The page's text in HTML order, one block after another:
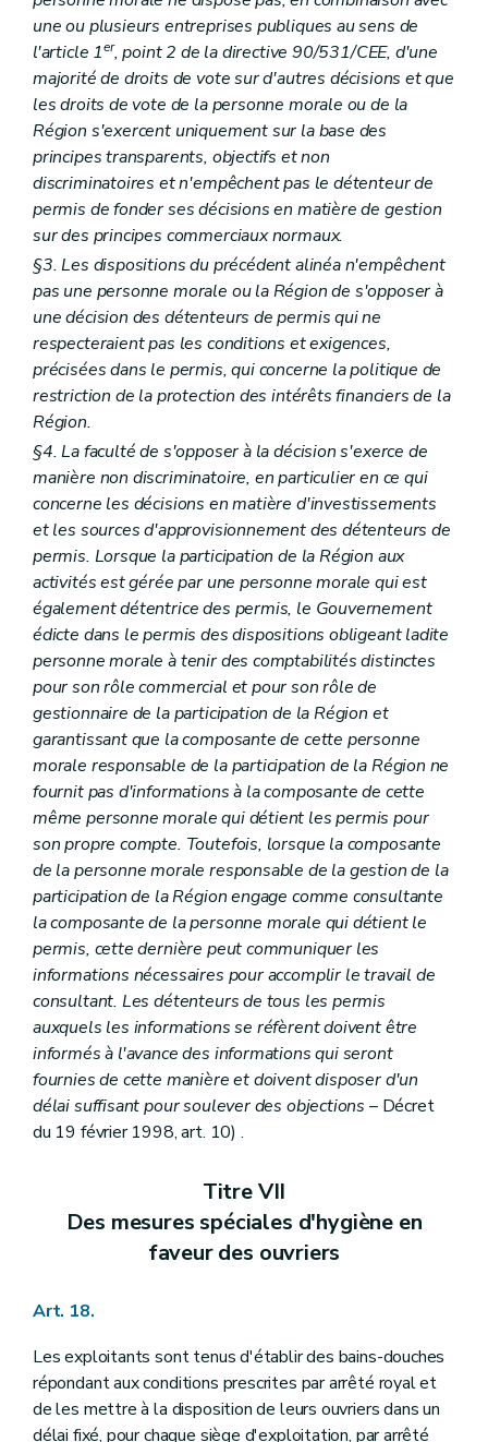
une ou plusieurs entreprises publiques au sens de
l'article 1er, point 2 de la directive 90/531/CEE, d'une
majorité de droits de vote sur d'autres décisions et que
les droits de vote de la personne morale ou de la
Région s'exercent uniquement sur la base des
principes transparents, objectifs et non
discriminatoires et n'empêchent pas le détenteur de
permis de fonder ses décisions en matière de gestion
sur des principes commerciaux normaux.
§3. Les dispositions du précédent alinéa n'empêchent
pas une personne morale ou la Région de s'opposer à
une décision des détenteurs de permis qui ne
respecteraient pas les conditions et exigences,
précisées dans le permis, qui concerne la politique de
restriction de la protection des intérêts financiers de la
Région.
§4. La faculté de s'opposer à la décision s'exerce de
manière non discriminatoire, en particulier en ce qui
concerne les décisions en matière d'investissements
et les sources d'approvisionnement des détenteurs de
permis. Lorsque la participation de la Région aux
activités est gérée par une personne morale qui est
également détentrice des permis, le Gouvernement
édicte dans le permis des dispositions obligeant ladite
personne morale à tenir des comptabilités distinctes
pour son rôle commercial et pour son rôle de
gestionnaire de la participation de la Région et
garantissant que la composante de cette personne
morale responsable de la participation de la Région ne
fournit pas d'informations à la composante de cette
même personne morale qui détient les permis pour
son propre compte. Toutefois, lorsque la composante
de la personne morale responsable de la gestion de la
participation de la Région engage comme consultante
la composante de la personne morale qui détient le
permis, cette dernière peut communiquer les
informations nécessaires pour accomplir le travail de
consultant. Les détenteurs de tous les permis
auxquels les informations se réfèrent doivent être
informés à l'avance des informations qui seront
fournies de cette manière et doivent disposer d'un
délai suffisant pour soulever des objections – Décret
du 19 février 1998, art. 10) .
Titre VII
Des mesures spéciales d'hygiène en
faveur des ouvriers
Art. 18.
Les exploitants sont tenus d'établir des bains-douches
répondant aux conditions prescrites par arrêté royal et
de les mettre à la disposition de leurs ouvriers dans un
délai fixé, pour chaque siège d'exploitation, par arrêté